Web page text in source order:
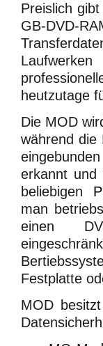
Preislich
GB-DVD-
heutzutage
Die MOD
während die
erkannt und
beliebigen
man
einen
Festplatte
MOD